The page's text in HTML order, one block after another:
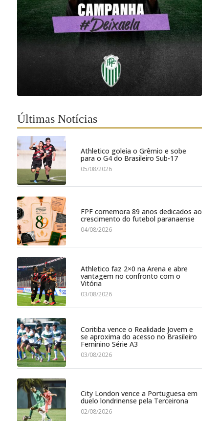
Últimas Notícias
Athletico goleia o Grêmio e sobe
para o G4 do Brasileiro Sub-17
05/08/2026
FPF comemora 89 anos dedicados ao
crescimento do futebol paranaense
04/08/2026
Athletico faz 2×0 na Arena e abre
vantagem no confronto com o
Vitória
03/08/2026
Coritiba vence o Realidade Jovem e
se aproxima do acesso no Brasileiro
Feminino Série A3
03/08/2026
City London vence a Portuguesa em
duelo londrinense pela Terceirona
02/08/2026